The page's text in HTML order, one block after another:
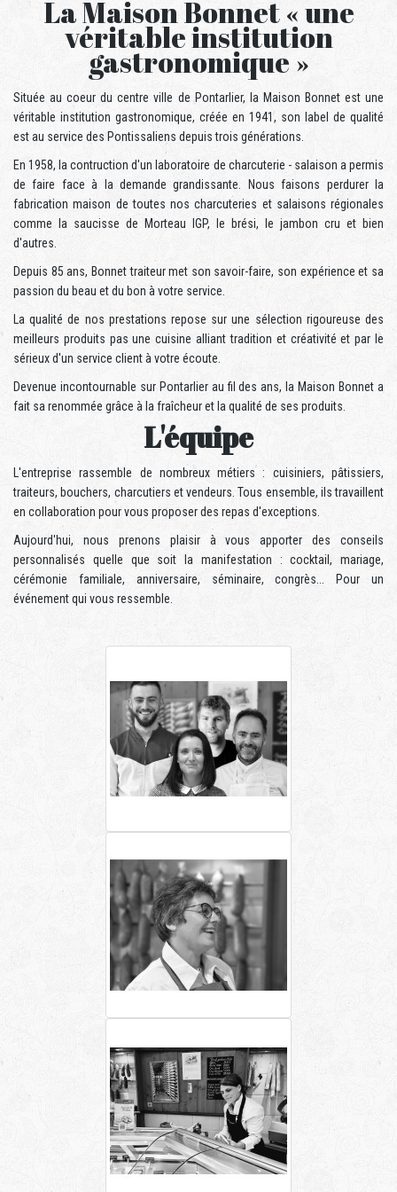
La Maison Bonnet « une
véritable institution
gastronomique »
Située au coeur du centre ville de Pontarlier, la Maison Bonnet est une
véritable institution gastronomique, créée en 1941, son label de qualité
est au service des Pontissaliens depuis trois générations.
En 1958, la contruction d'un laboratoire de charcuterie - salaison a permis
de faire face à la demande grandissante. Nous faisons perdurer la
fabrication maison de toutes nos charcuteries et salaisons régionales
comme la saucisse de Morteau IGP, le brési, le jambon cru et bien
d'autres.
Depuis 85 ans, Bonnet traiteur met son savoir-faire, son expérience et sa
passion du beau et du bon à votre service.
La qualité de nos prestations repose sur une sélection rigoureuse des
meilleurs produits pas une cuisine alliant tradition et créativité et par le
sérieux d'un service client à votre écoute.
Devenue incontournable sur Pontarlier au fil des ans, la Maison Bonnet a
fait sa renommée grâce à la fraîcheur et la qualité de ses produits.
L'équipe
L'entreprise rassemble de nombreux métiers : cuisiniers, pâtissiers,
traiteurs, bouchers, charcutiers et vendeurs. Tous ensemble, ils travaillent
en collaboration pour vous proposer des repas d'exceptions.
Aujourd'hui, nous prenons plaisir à vous apporter des conseils
personnalisés quelle que soit la manifestation : cocktail, mariage,
cérémonie familiale, anniversaire, séminaire, congrès... Pour un
événement qui vous ressemble.